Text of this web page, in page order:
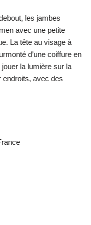
les jambes
avec une petite
La tête au visage à
d’une coiffure en
la lumière sur la
endroits, avec des